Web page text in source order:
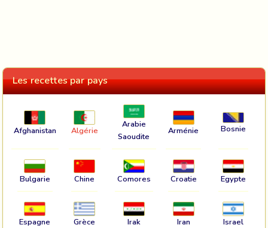
Les recettes par pays
Afghanistan Algérie
Arabie
Saoudite
Arménie Bosnie
Bulgarie Chine Comores Croatie Egypte
Espagne Grèce Irak Iran Israel